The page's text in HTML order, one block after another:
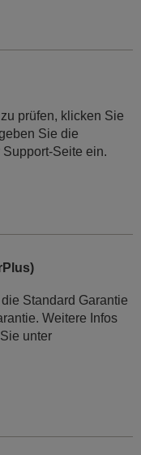
prüfen, klicken Sie
Sie die
Seite ein.
Standard Garantie
Weitere Infos
unter